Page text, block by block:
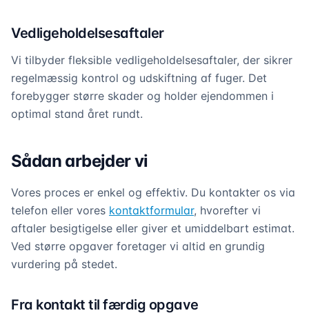
Vedligeholdelsesaftaler
Vi tilbyder fleksible vedligeholdelsesaftaler, der sikrer
regelmæssig kontrol og udskiftning af fuger. Det
forebygger større skader og holder ejendommen i
optimal stand året rundt.
Sådan arbejder vi
Vores proces er enkel og effektiv. Du kontakter os via
telefon eller vores kontaktformular, hvorefter vi
aftaler besigtigelse eller giver et umiddelbart estimat.
Ved større opgaver foretager vi altid en grundig
vurdering på stedet.
Fra kontakt til færdig opgave